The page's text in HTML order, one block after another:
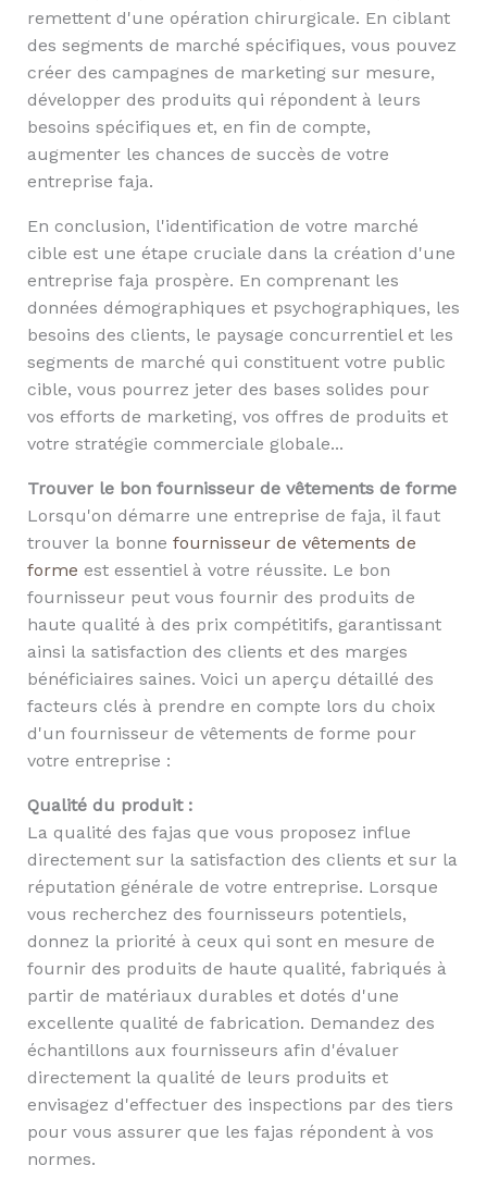
remettent d'une opération chirurgicale. En ciblant
des segments de marché spécifiques, vous pouvez
créer des campagnes de marketing sur mesure,
développer des produits qui répondent à leurs
besoins spécifiques et, en fin de compte,
augmenter les chances de succès de votre
entreprise faja.
En conclusion, l'identification de votre marché
cible est une étape cruciale dans la création d'une
entreprise faja prospère. En comprenant les
données démographiques et psychographiques, les
besoins des clients, le paysage concurrentiel et les
segments de marché qui constituent votre public
cible, vous pourrez jeter des bases solides pour
vos efforts de marketing, vos offres de produits et
votre stratégie commerciale globale...
Trouver le bon fournisseur de vêtements de forme
Lorsqu'on démarre une entreprise de faja, il faut
trouver la bonne fournisseur de vêtements de
forme est essentiel à votre réussite. Le bon
fournisseur peut vous fournir des produits de
haute qualité à des prix compétitifs, garantissant
ainsi la satisfaction des clients et des marges
bénéficiaires saines. Voici un aperçu détaillé des
facteurs clés à prendre en compte lors du choix
d'un fournisseur de vêtements de forme pour
votre entreprise :
Qualité du produit :
La qualité des fajas que vous proposez influe
directement sur la satisfaction des clients et sur la
réputation générale de votre entreprise. Lorsque
vous recherchez des fournisseurs potentiels,
donnez la priorité à ceux qui sont en mesure de
fournir des produits de haute qualité, fabriqués à
partir de matériaux durables et dotés d'une
excellente qualité de fabrication. Demandez des
échantillons aux fournisseurs afin d'évaluer
directement la qualité de leurs produits et
envisagez d'effectuer des inspections par des tiers
pour vous assurer que les fajas répondent à vos
normes.